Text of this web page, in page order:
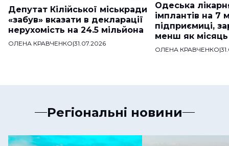
Депутат Кілійської міськради
«забув» вказати в декларації
нерухомість на 24.5 мільйона
ОЛЕНА КРАВЧЕНКО|31.07.2026
Одеська
імплантів на 7
підприємиці,
менш як місяць
ОЛЕНА КРАВЧЕНКО|
Регіональні новини